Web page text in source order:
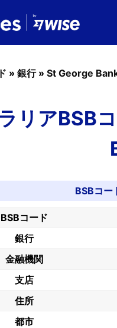
» 銀行» St George
リアBSB
BSBコ
BSBコード
銀行
金融機関
支店
住所
都市